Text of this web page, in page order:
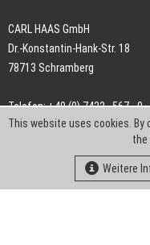
CARL HAAS GmbH
Dr.-Konstantin-Hank-Str. 18
78713 Schramberg
Telefon: +49 (0) 7422 . 567 - 0
Telefax: +49 (0) 7422 . 567 -
info-ch@kern-
This website uses cookies.
the
Weitere